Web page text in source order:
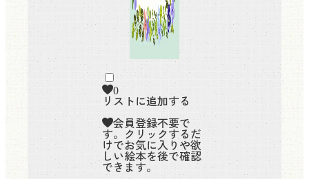
0
リストに追加する
会員登録不要で
す。クリックするだ
けでお気に入りや欲
しい絵本を後で確認
できます。